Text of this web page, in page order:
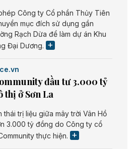
Công ty Cổ phần Thủy Tiên
mục đích sử dụng gần
Rạch Dừa để làm dự án Khu
Đại Dương.
đầu tư 3.000 tỷ
thị ở Sơn La
thái trị liệu giữa mây trời Vân Hồ
3.000 tỷ đồng do Công ty cổ
thực hiện.